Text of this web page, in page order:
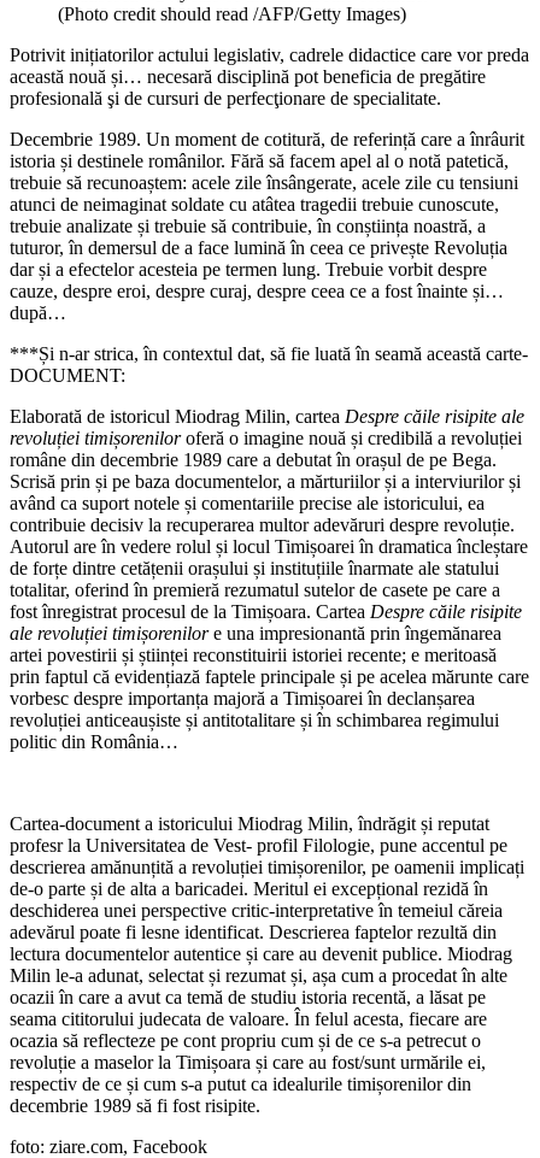
(Photo credit should read /AFP/Getty Images)
Potrivit inițiatorilor actului legislativ, cadrele didactice care vor preda
această nouă și… necesară disciplină pot beneficia de pregătire
profesională şi de cursuri de perfecţionare de specialitate.
Decembrie 1989. Un moment de cotitură, de referință care a înrâurit
istoria și destinele românilor. Fără să facem apel al o notă patetică,
trebuie să recunoaștem: acele zile însângerate, acele zile cu tensiuni
atunci de neimaginat soldate cu atâtea tragedii trebuie cunoscute,
trebuie analizate și trebuie să contribuie, în conștiința noastră, a
tuturor, în demersul de a face lumină în ceea ce privește Revoluția
dar și a efectelor acesteia pe termen lung. Trebuie vorbit despre
cauze, despre eroi, despre curaj, despre ceea ce a fost înainte și…
după…
***Și n-ar strica, în contextul dat, să fie luată în seamă această carte-
DOCUMENT:
Elaborată de istoricul Miodrag Milin, cartea Despre căile risipite ale
revoluției timișoreniloroferă o imagine nouă și credibilă a revoluției
române din decembrie 1989 care a debutat în orașul de pe Bega.
Scrisă prin și pe baza documentelor, a mărturiilor și a interviurilor și
având ca suport notele și comentariile precise ale istoricului, ea
contribuie decisiv la recuperarea multor adevăruri despre revoluție.
Autorul are în vedere rolul și locul Timișoarei în dramatica încleștare
de forțe dintre cetățenii orașului și instituțiile înarmate ale statului
totalitar, oferind în premieră rezumatul sutelor de casete pe care a
fost înregistrat procesul de la Timișoara. Cartea Despre căile risipite
ale revoluției timișorenilore una impresionantă prin îngemănarea
artei povestirii și științei reconstituirii istoriei recente; e meritoasă
prin faptul că evidențiază faptele principale și pe acelea mărunte care
vorbesc despre importanța majoră a Timișoarei în declanșarea
revoluției anticeaușiste și antitotalitare și în schimbarea regimului
politic din România…
Cartea-document a istoricului Miodrag Milin, îndrăgit și reputat
profesr la Universitatea de Vest- profil Filologie, pune accentul pe
descrierea amănunțită a revoluției timișorenilor, pe oamenii implicați
de-o parte și de alta a baricadei. Meritul ei excepțional rezidă în
deschiderea unei perspective critic-interpretative în temeiul căreia
adevărul poate fi lesne identificat. Descrierea faptelor rezultă din
lectura documen­telor autentice și care au devenit publice. Miodrag
Milin le-a adunat, selectat și rezumat și, așa cum a procedat în alte
ocazii în care a avut ca temă de studiu istoria recentă, a lăsat pe
seama cititorului judecata de valoare. În felul acesta, fiecare are
ocazia să reflecteze pe cont propriu cum și de ce s-a petrecut o
revoluție a maselor la Timișoara și care au fost/sunt urmările ei,
respectiv de ce și cum s-a putut ca idealurile timișorenilor din
decembrie 1989 să fi fost risipite.
foto: ziare.com, Facebook